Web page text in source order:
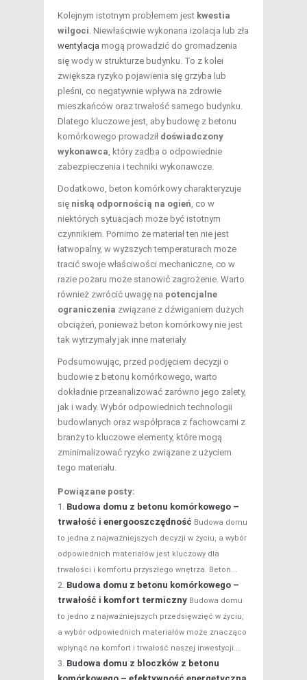
Kolejnym istotnym problemem jest kwestia
wilgoci. Niewłaściwie wykonana izolacja lub zła
wentylacja mogą prowadzić do gromadzenia
się wody w strukturze budynku. To z kolei
zwiększa ryzyko pojawienia się grzyba lub
pleśni, co negatywnie wpływa na zdrowie
mieszkańców oraz trwałość samego budynku.
Dlatego kluczowe jest, aby budowę z betonu
komórkowego prowadził doświadczony
wykonawca, który zadba o odpowiednie
zabezpieczenia i techniki wykonawcze.
Dodatkowo, beton komórkowy charakteryzuje
się niską odpornością na ogień, co w
niektórych sytuacjach może być istotnym
czynnikiem. Pomimo że materiał ten nie jest
łatwopalny, w wyższych temperaturach może
tracić swoje właściwości mechaniczne, co w
razie pożaru może stanowić zagrożenie. Warto
również zwrócić uwagę na potencjalne
ograniczenia związane z dźwiganiem dużych
obciążeń, ponieważ beton komórkowy nie jest
tak wytrzymały jak inne materiały.
Podsumowując, przed podjęciem decyzji o
budowie z betonu komórkowego, warto
dokładnie przeanalizować zarówno jego zalety,
jak i wady. Wybór odpowiednich technologii
budowlanych oraz współpraca z fachowcami z
branży to kluczowe elementy, które mogą
zminimalizować ryzyko związane z użyciem
tego materiału.
Powiązane posty:
Budowa domu z betonu komórkowego –
trwałość i energooszczędność Budowa domu
to jedna z najważniejszych decyzji w życiu, a wybór
odpowiednich materiałów jest kluczowy dla
trwałości i komfortu przyszłego wnętrza. Beton...
Budowa domu z betonu komórkowego –
trwałość i komfort termiczny Budowa domu
to jedno z najważniejszych przedsięwzięć w życiu,
a wybór odpowiednich materiałów może znacząco
wpłynąć na komfort i trwałość naszej inwestycji....
Budowa domu z bloczków z betonu